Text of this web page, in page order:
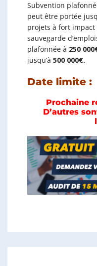
Subvention
peut être portée
projets à fort
sauvegarde
plafonnée à 250
jusqu’à 500 000€.
Date limite :
Prochaine
D’autres